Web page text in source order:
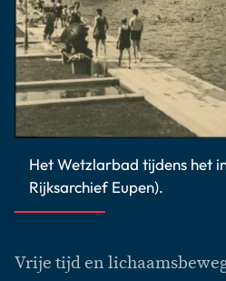
Het Wetzlarbad tijdens het
Rijksarchief Eupen).
Vrije tijd en